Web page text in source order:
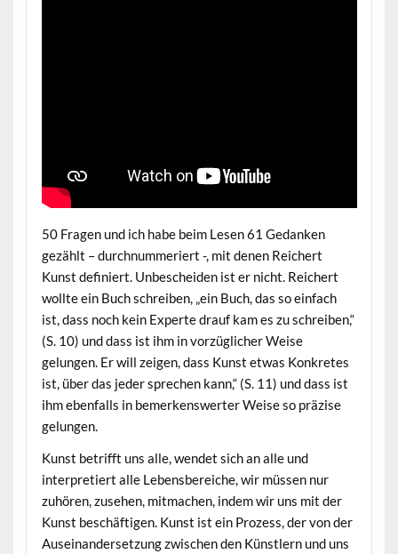
50 Fragen und ich habe beim Lesen 61 Gedanken
gezählt – durchnummeriert -, mit denen Reichert
Kunst definiert. Unbescheiden ist er nicht. Reichert
wollte ein Buch schreiben, „ein Buch, das so einfach
ist, dass noch kein Experte drauf kam es zu schreiben,“
(S. 10) und dass ist ihm in vorzüglicher Weise
gelungen. Er will zeigen, dass Kunst etwas Konkretes
ist, über das jeder sprechen kann,“ (S. 11) und dass ist
ihm ebenfalls in bemerkenswerter Weise so präzise
gelungen.
Kunst betrifft uns alle, wendet sich an alle und
interpretiert alle Lebensbereiche, wir müssen nur
zuhören, zusehen, mitmachen, indem wir uns mit der
Kunst beschäftigen. Kunst ist ein Prozess, der von der
Auseinandersetzung zwischen den Künstlern und uns